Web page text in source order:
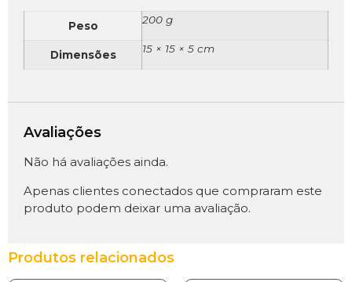
Peso 200 g
Dimensões 15 × 15 × 5 cm
Avaliações
Não há avaliações ainda.
Apenas clientes conectados que compraram este
produto podem deixar uma avaliação.
Produtos relacionados